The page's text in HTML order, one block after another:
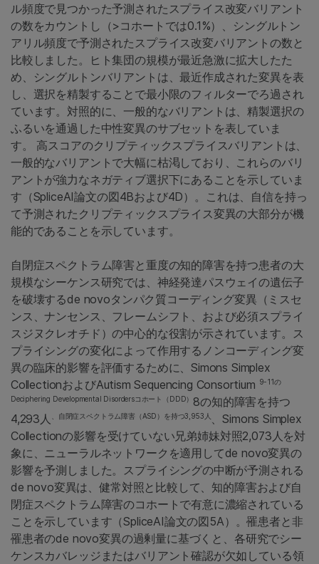
ル頻度で見つかった予測されたスプライス改変バリアント
の数をカウントし（>コホートでは0.1%）、シングルトン
アリル頻度で予測されたスプライス改変バリアントの数と
比較しました。ヒト集団の規模が最近急激に拡大したた
め、シングルトンバリアントは、最近作成された変異を表
し、選択を精製することで最小限のフィルターでろ過され
ています。対照的に、一般的なバリアントは、精製選択の
ふるいを通過した中性変異のサブセットを表していま
す。 高スコアのクリプティックスプライスバリアントは、
一般的なバリアントで大幅に枯渇しており、これらのバリ
アントが強力なネガティブ選択下にあることを示していま
す（SpliceAI論文の図4Bおよび4D）。これは、自信を持っ
て予測されたクリプティックスプライス変異の大部分が機
能的であることを示しています。
自閉症スペクトラム障害と重度の知的障害を持つ患者の大
規模なシーケンス研究では、神経発達パスウェイの遺伝子
を破壊するde novoタンパク質コーディング変異（ミスセ
ンス、ナンセンス、フレームシフト、および必須スプライ
スジヌクレオチド）の中心的な役割が示されています。ス
プライシングの変化によって作用するノンコーディング変
異の臨床的影響を評価するために、Simons Simplex
CollectionおよびAutism Sequencing Consortium 9-11の
Deciphering Developmental Disordersコホート（DDD） 8の知的障害を持つ
4,293人
、自閉症スペクトラム障害（ASD）を持つ3,953人、Simons Simplex
Collectionの影響を受けていない兄弟姉妹対照2,073人を対
象に、ニューラルネットワークを適用してde novo変異の
影響を予測しました。スプライシングの中断が予測される
de novo変異は、健常対照と比較して、知的障害および自
閉症スペクトラム障害のコホートで有意に濃縮されている
ことを示しています（SpliceAI論文の図5A）。罹患者と非
罹患者のde novo変異の過剰量に基づくと、各研究でシー
ケンスカバレッジまたはバリアント確認が欠如している領